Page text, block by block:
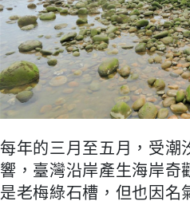
每年的三月至五月，受潮
響，臺灣沿岸產生海岸奇
是老梅綠石槽，但也因名